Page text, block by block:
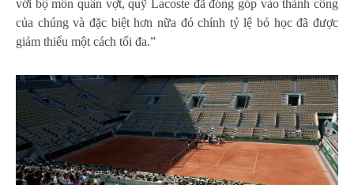
với bộ môn quần vợt, quỹ Lacoste đã đóng góp vào thành công
của chúng và đặc biệt hơn nữa đó chính tỷ lệ bỏ học đã được
giảm thiểu một cách tối đa.”